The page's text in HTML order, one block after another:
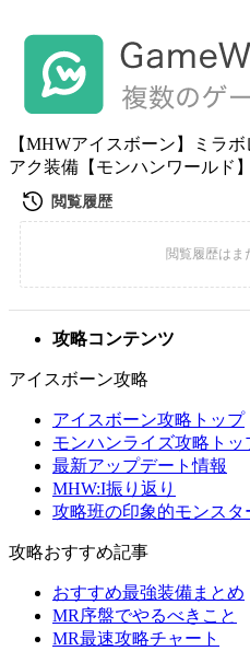
【MHWアイスボーン】ミラ
アク装備【モンハンワールド】
攻略コンテンツ
アイスボーン攻略
アイスボーン攻略トップ
モンハンライズ攻略トッ
最新アップデート情報
MHW:I振り返り
攻略班の印象的モンスタ
攻略おすすめ記事
おすすめ最強装備まとめ
MR序盤でやるべきこと
MR最速攻略チャート